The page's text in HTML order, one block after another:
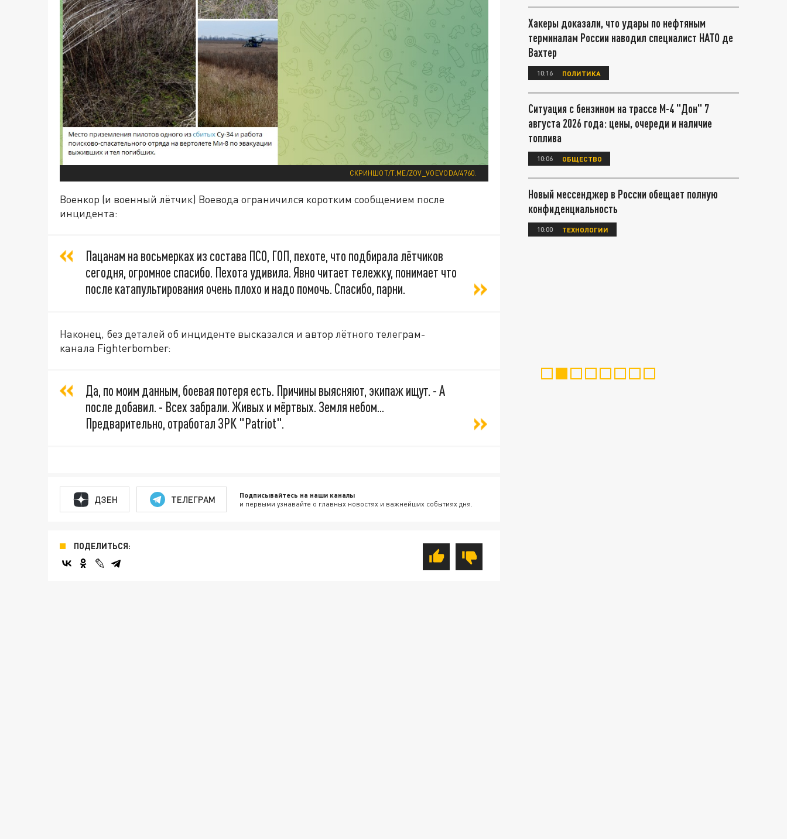
СКРИНШОТ/T.ME/ZOV_VOEVODA/4760.
Военкор (и военный лётчик) Воевода ограничился коротким сообщением после
инцидента:
Пацанам на восьмерках из состава ПСО, ГОП, пехоте, что подбирала лётчиков
сегодня, огромное спасибо. Пехота удивила. Явно читает тележку, понимает что
после катапультирования очень плохо и надо помочь. Спасибо, парни.
Наконец, без деталей об инциденте высказался и автор лётного телеграм-
канала Fighterbomber:
Да, по моим данным, боевая потеря есть. Причины выясняют, экипаж ищут. - А
после добавил. - Всех забрали. Живых и мёртвых. Земля небом...
Предварительно, отработал ЗРК "Patriot".
ДЗЕН ТЕЛЕГРАМ Подписывайтесь на наши каналы
и первыми узнавайте о главных новостях и важнейших событиях дня.
ПОДЕЛИТЬСЯ:
Хакеры доказали, что удары по нефтяным
терминалам России наводил специалист НАТО де
Вахтер
10:16 ПОЛИТИКА
Ситуация с бензином на трассе М-4 "Дон" 7
августа 2026 года: цены, очереди и наличие
топлива
10:06 ОБЩЕСТВО
Новый мессенджер в России обещает полную
конфиденциальность
10:00 ТЕХНОЛОГИИ